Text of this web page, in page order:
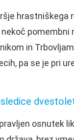
hrastniškega
in
pa se je pri
osnutek